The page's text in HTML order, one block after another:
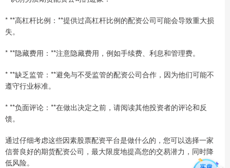
* **高杠杆比例：**提供过高杠杆比例的配资公司可能会导致重大损
失。
* **隐藏费用：**注意隐藏费用，例如手续费、利息和管理费。
* **缺乏监管：**避免与不受监管的配资公司合作，因为他们可能不
遵守行业标准。
* **负面评论：**在做出决定之前，请阅读其他投资者的评论和反
馈。
通过仔细考虑这些因素股票配资平台是做什么的，您可以选择一家
信誉良好的期货配资公司，最大限度地提高您的交易潜力，同时降
低风险。